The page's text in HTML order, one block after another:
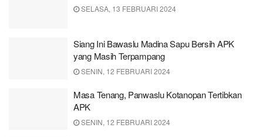
SELASA, 13 FEBRUARI 2024
Siang Ini Bawaslu Madina Sapu Bersih APK
yang Masih Terpampang
SENIN, 12 FEBRUARI 2024
Masa Tenang, Panwaslu Kotanopan Tertibkan
APK
SENIN, 12 FEBRUARI 2024